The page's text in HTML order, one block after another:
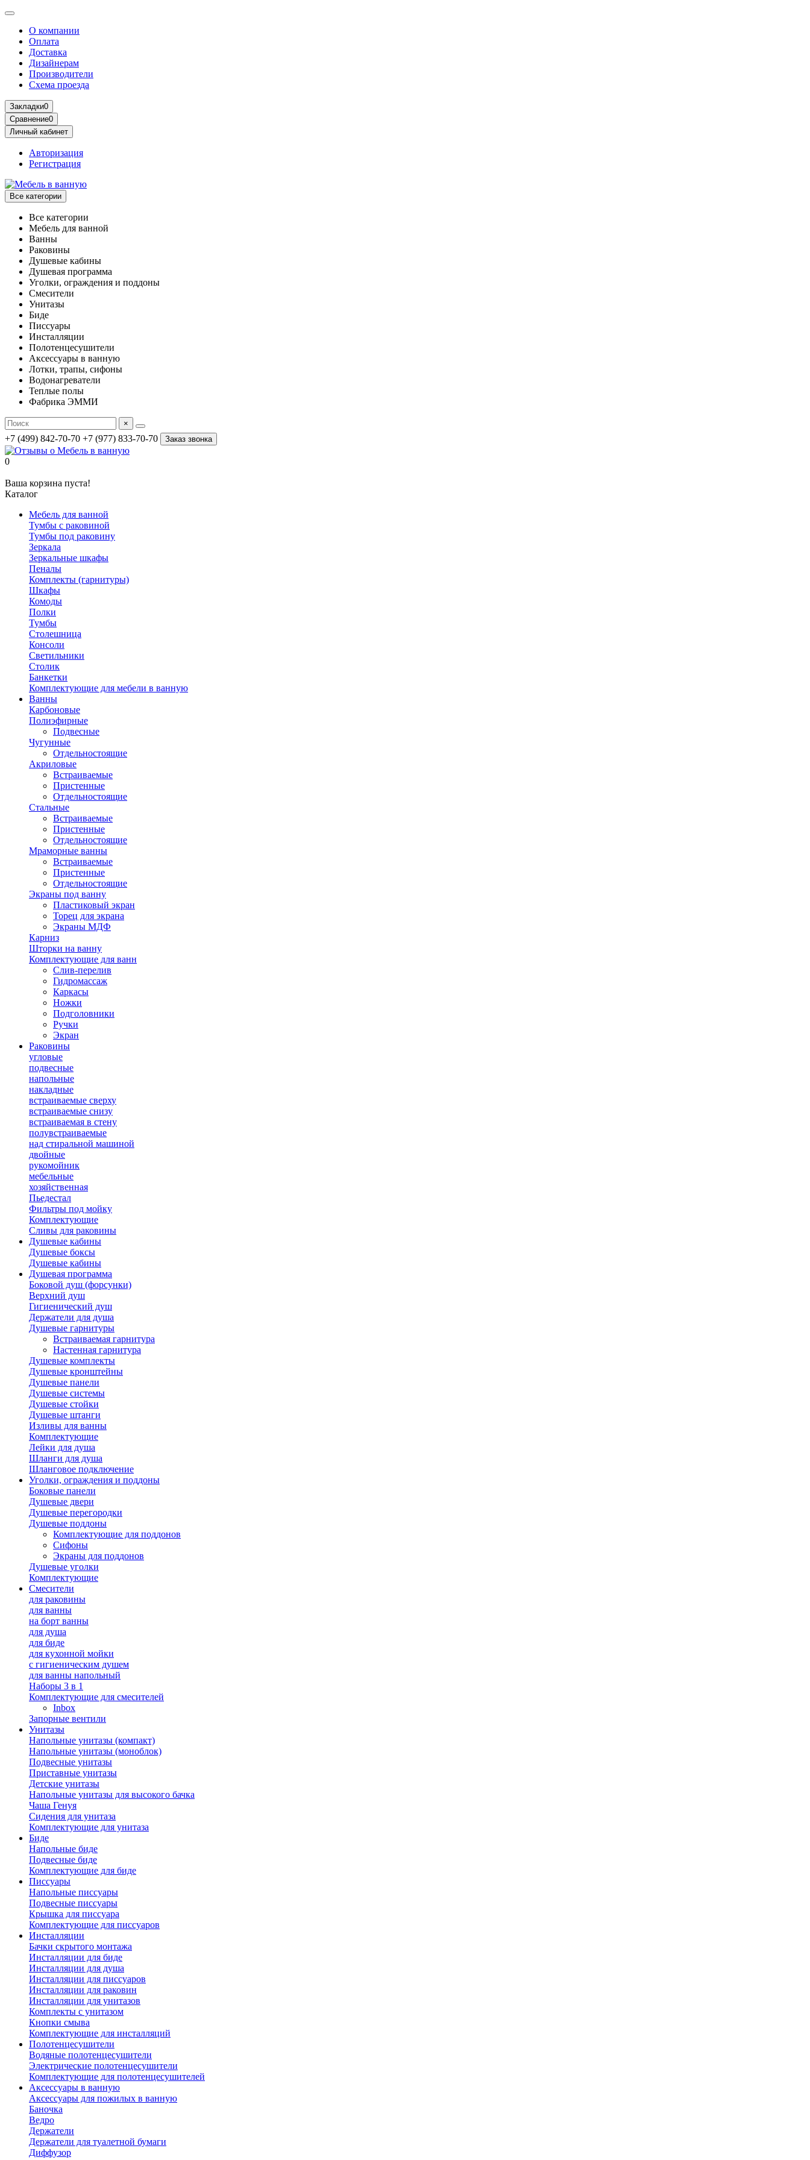
О компании
Оплата
Доставка
Дизайнерам
Производители
Схема проезда
Закладки0
Сравнение0
Личный кабинет
Авторизация
Регистрация
Все категории
Все категории
Мебель для ванной
Ванны
Раковины
Душевые кабины
Душевая программа
Уголки, ограждения и поддоны
Смесители
Унитазы
Биде
Писсуары
Инсталляции
Полотенцесушители
Аксессуары в ванную
Лотки, трапы, сифоны
Водонагреватели
Теплые полы
Фабрика ЭММИ
×
+7 (499) 842-70-70 +7 (977) 833-70-70 Заказ звонка
0
Ваша корзина пуста!
Каталог
Мебель для ванной
Тумбы с раковиной
Тумбы под раковину
Зеркала
Зеркальные шкафы
Пеналы
Комплекты (гарнитуры)
Шкафы
Комоды
Полки
Тумбы
Столешница
Консоли
Светильники
Столик
Банкетки
Комплектующие для мебели в ванную
Ванны
Карбоновые
Полиэфирные
Подвесные
Чугунные
Отдельностоящие
Акриловые
Встраиваемые
Пристенные
Отдельностоящие
Стальные
Встраиваемые
Пристенные
Отдельностоящие
Мраморные ванны
Встраиваемые
Пристенные
Отдельностоящие
Экраны под ванну
Пластиковый экран
Торец для экрана
Экраны МДФ
Карниз
Шторки на ванну
Комплектующие для ванн
Cлив-перелив
Гидромассаж
Каркасы
Ножки
Подголовники
Ручки
Экран
Раковины
угловые
подвесные
напольные
накладные
встраиваемые сверху
встраиваемые снизу
встраиваемая в стену
полувстраиваемые
над стиральной машиной
двойные
рукомойник
мебельные
хозяйственная
Пьедестал
Фильтры под мойку
Комплектующие
Сливы для раковины
Душевые кабины
Душевые боксы
Душевые кабины
Душевая программа
Боковой душ (форсунки)
Верхний душ
Гигиенический душ
Держатели для душа
Душевые гарнитуры
Встраиваемая гарнитура
Настенная гарнитура
Душевые комплекты
Душевые кронштейны
Душевые панели
Душевые системы
Душевые стойки
Душевые штанги
Изливы для ванны
Комплектующие
Лейки для душа
Шланги для душа
Шланговое подключение
Уголки, ограждения и поддоны
Боковые панели
Душевые двери
Душевые перегородки
Душевые поддоны
Комплектующие для поддонов
Сифоны
Экраны для поддонов
Душевые уголки
Комплектующие
Смесители
для раковины
для ванны
на борт ванны
для душа
для биде
для кухонной мойки
с гигиеническим душем
для ванны напольный
Наборы 3 в 1
Комплектующие для смесителей
Inbox
Запорные вентили
Унитазы
Напольные унитазы (компакт)
Напольные унитазы (моноблок)
Подвесные унитазы
Приставные унитазы
Детские унитазы
Напольные унитазы для высокого бачка
Чаша Генуя
Сидения для унитаза
Комплектующие для унитаза
Биде
Напольные биде
Подвесные биде
Комплектующие для биде
Писсуары
Напольные писсуары
Подвесные писсуары
Крышка для писсуара
Комплектующие для писсуаров
Инсталляции
Бачки скрытого монтажа
Инсталляции для биде
Инсталляции для душа
Инсталляции для писсуаров
Инсталляции для раковин
Инсталляции для унитазов
Комплекты с унитазом
Кнопки смыва
Комплектующие для инсталляций
Полотенцесушители
Водяные полотенцесушители
Электрические полотенцесушители
Комплектующие для полотенцесушителей
Аксессуары в ванную
Аксессуары для пожилых в ванную
Баночка
Ведро
Держатели
Держатели для туалетной бумаги
Диффузор